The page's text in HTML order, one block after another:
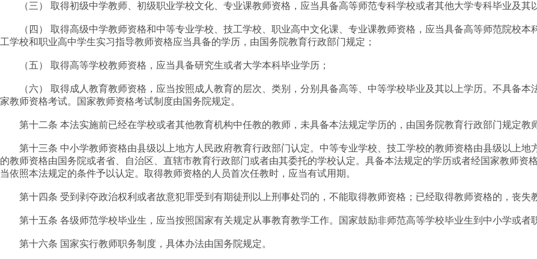
（三） 取得初级中学教师、初级职业学校文化、专业课教师资格，应当具备高等师范专科学校或者其他大学专科毕业及其
（四） 取得高级中学教师资格和中等专业学校、技工学校、职业高中文化课、专业课教师资格，应当具备高等师范院校本
工学校和职业高中学生实习指导教师资格应当具备的学历，由国务院教育行政部门规定；
（五） 取得高等学校教师资格，应当具备研究生或者大学本科毕业学历；
（六） 取得成人教育教师资格，应当按照成人教育的层次、类别，分别具备高等、中等学校毕业及其以上学历。不具备本
家教师资格考试。国家教师资格考试制度由国务院规定。
第十二条 本法实施前已经在学校或者其他教育机构中任教的教师，未具备本法规定学历的，由国务院教育行政部门规定教
第十三条 中小学教师资格由县级以上地方人民政府教育行政部门认定。中等专业学校、技工学校的教师资格由县级以上地
的教师资格由国务院或者省、自治区、直辖市教育行政部门或者由其委托的学校认定。具备本法规定的学历或者经国家教师资
当依照本法规定的条件予以认定。取得教师资格的人员首次任教时，应当有试用期。
第十四条 受到剥夺政治权利或者故意犯罪受到有期徒刑以上刑事处罚的，不能取得教师资格；已经取得教师资格的，丧失
第十五条 各级师范学校毕业生，应当按照国家有关规定从事教育教学工作。国家鼓励非师范高等学校毕业生到中小学或者
第十六条 国家实行教师职务制度，具体办法由国务院规定。